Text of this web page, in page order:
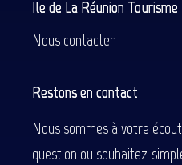
Ile de La Réunion Tourisme
Nous contacter
Restons en contact
Nous sommes à votre
question ou souhaitez